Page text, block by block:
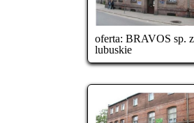
oferta: BRAVOS sp.
lubuskie